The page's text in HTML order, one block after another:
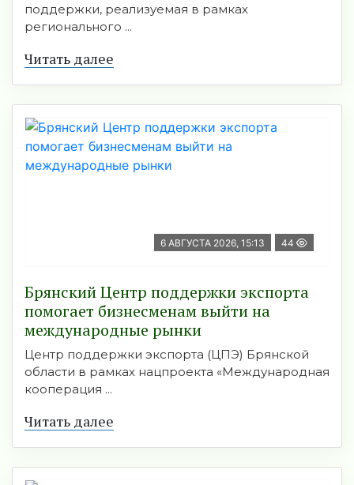
поддержки, реализуемая в рамках
регионального ...
Читать далее
6 АВГУСТА 2026, 15:13 44
Брянский Центр поддержки экспорта
помогает бизнесменам выйти на
международные рынки
Центр поддержки экспорта (ЦПЭ) Брянской
области в рамках нацпроекта «Международная
кооперация ...
Читать далее